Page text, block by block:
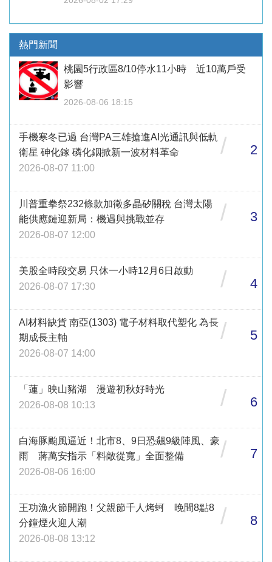
熱門新聞
桃園5行政區8/10停水11小時 近10萬戶受
影響
2026-08-06 18:15
手機寒冬已過 台灣PA三雄搶進AI光通訊與低軌
衛星 砷化鎵 磷化銦掀新一波材料革命
2026-08-07 11:00
/ 2
川普重拳祭232條款加徵多晶矽關稅 台灣太陽
能供應鏈迎新局：機遇與挑戰並存
2026-08-07 12:00
/ 3
美股全時段交易 只休一小時12月6日啟動
2026-08-07 17:30
/ 4
AI材料缺貨 南亞(1303) 電子材料取代塑化 為長
期成長主軸
2026-08-07 14:00
/ 5
「蓮」映山豬湖 漫遊初秋好時光
2026-08-08 10:13
/ 6
白海豚颱風逼近！北市8、9日恐飆9級陣風、豪
雨 蔣萬安指示「料敵從寬」全面整備
2026-08-06 16:00
/ 7
王功漁火節開跑！父親節千人烤蚵 晚間8點8
分鐘煙火迎人潮
2026-08-08 13:12
/ 8